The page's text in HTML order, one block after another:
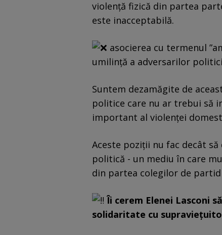
violență fizică din partea
este inacceptabilă.
asocierea cu termenul
umilință a adversarilor
Suntem dezamăgite de
politice care nu ar trebui să
important al violenței
Aceste poziții nu fac decât
politică - un mediu în care
din partea colegilor de
Îi cerem Elenei Lasconi
solidaritate cu